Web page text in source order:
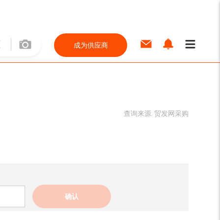
成为供应商
查询来源: 贸发网采购
确认